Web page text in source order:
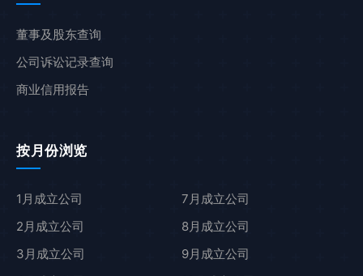
董事及股东查询
公司诉讼记录查询
商业信用报告
按月份浏览
1月成立公司
2月成立公司
3月成立公司
7月成立公司
8月成立公司
9月成立公司